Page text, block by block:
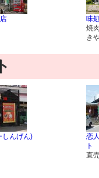
味
焼
き
しんげん)
恋
ト
直